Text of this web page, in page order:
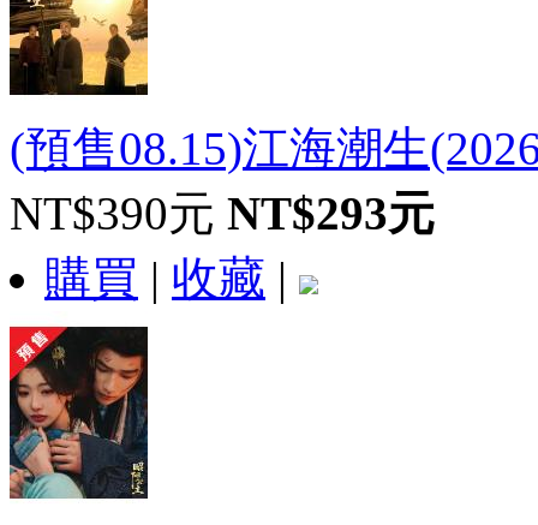
(預售08.15)江海潮生
NT$390元 NT$293元
購買 | 收藏 |